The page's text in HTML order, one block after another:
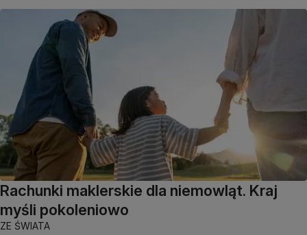
Rachunki maklerskie dla niemowląt. Kraj
myśli pokoleniowo
ZE ŚWIATA